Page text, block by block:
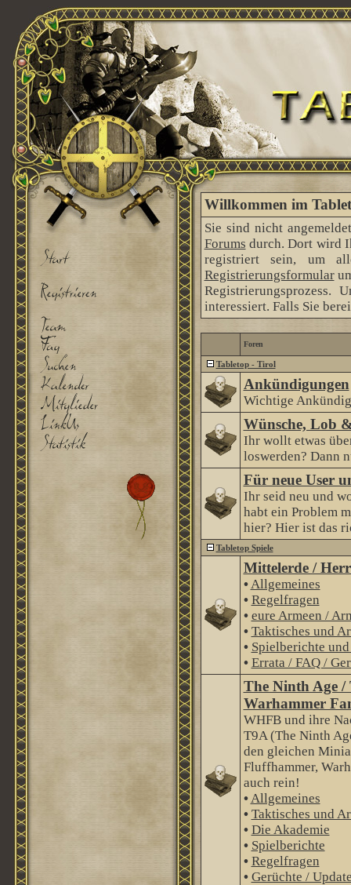
Willkommen im
Sie sind nicht
Forums durch. Dort wird
registriert sein, um
Registrierungsformular
Registrierungsprozess.
interessiert. Falls Sie
Foren
Tabletop - Tirol
Ankündigungen
Wichtige
Wünsche, Lob
Ihr wollt etwas
loswerden? Dann
Für neue User
Ihr seid neu und
habt ein Problem
hier? Hier ist das
Tabletop Spiele
Mittelerde /
•Allgemeines
• Regelfragen
• eure Armeen /
• Taktisches und
• Spielberichte
• Errata / FAQ /
The Ninth Age
Warhammer
WHFB und ihre
T9A (The Ninth
den gleichen
Fluffhammer,
auch rein!
•Allgemeines
• Taktisches und
• Die Akademie
• Spielberichte
• Regelfragen
• Gerüchte /